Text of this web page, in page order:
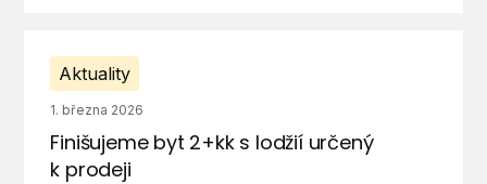
Aktuality
1. března 2026
Finišujeme byt 2+kk s lodžií určený
k prodeji